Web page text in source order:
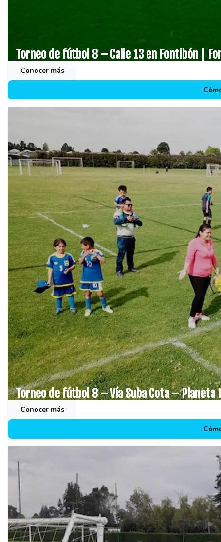
Torneo de fútbol 8 – Calle 13 en Fontibón |
Carrera 123 #15a-66 a 15a-98
Conocer más
Torneo de fútbol 8 – Vía Suba Cota – Planeta
Conocer más